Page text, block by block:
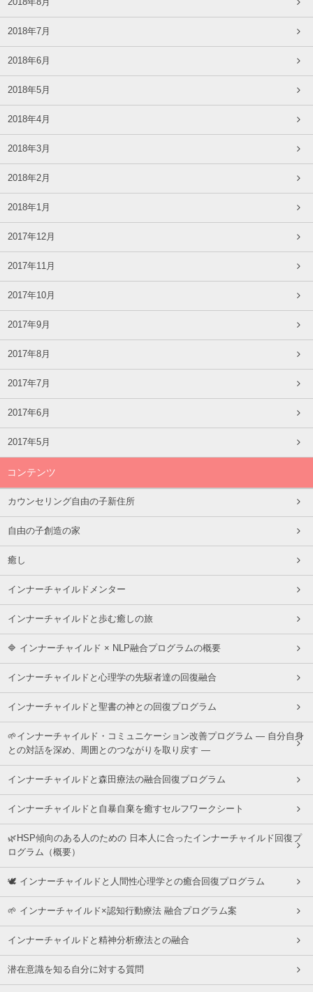
2018年8月
2018年7月
2018年6月
2018年5月
2018年4月
2018年3月
2018年2月
2018年1月
2017年12月
2017年11月
2017年10月
2017年9月
2017年8月
2017年7月
2017年6月
2017年5月
コンテンツ
カウンセリング自由の子新住所
自由の子創造の家
癒し
インナーチャイルドメンター
インナーチャイルドと歩む癒しの旅
🔷 インナーチャイルド × NLP融合プログラムの概要
インナーチャイルドと心理学の先駆者達の回復融合
インナーチャイルドと聖書の神との回復プログラム
🌱インナーチャイルド・コミュニケーション改善プログラム ― 自分自身
との対話を深め、周囲とのつながりを取り戻す ―
インナーチャイルドと森田療法の融合回復プログラム
インナーチャイルドと自暴自棄を癒すセルフワークシート
🌿HSP傾向のある人のための 日本人に合ったインナーチャイルド回復プ
ログラム（概要）
🕊 インナーチャイルドと人間性心理学との癒合回復プログラム
🌱 インナーチャイルド×認知行動療法 融合プログラム案
インナーチャイルドと精神分析療法との融合
潜在意識を知る自分に対する質問